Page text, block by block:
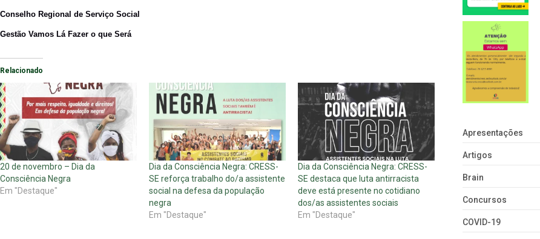
Conselho Regional de Serviço Social
Gestão Vamos Lá Fazer o que Será
Relacionado
20 de novembro – Dia da
Consciência Negra
Em "Destaque"
Dia da Consciência Negra: CRESS-
SE reforça trabalho do/a assistente
social na defesa da população
negra
Em "Destaque"
Dia da Consciência Negra: CRESS-
SE destaca que luta antirracista
deve está presente no cotidiano
dos/as assistentes sociais
Em "Destaque"
Apresentações
Artigos
Brain
Concursos
COVID-19